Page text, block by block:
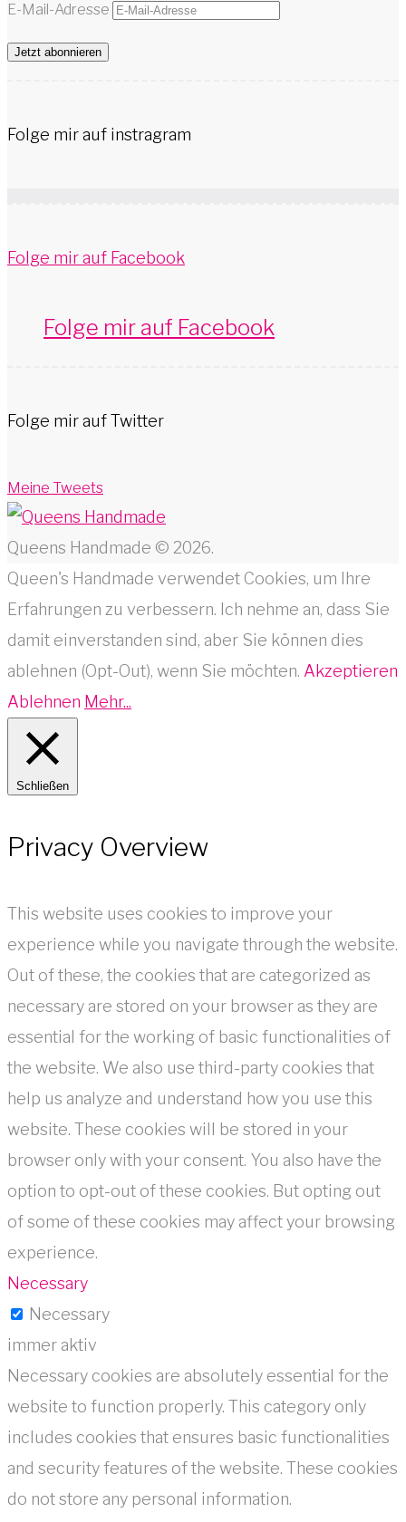
E-Mail-Adresse
Jetzt abonnieren
Folge mir auf instragram
Folge mir auf Facebook
Folge mir auf Facebook
Folge mir auf Twitter
Meine Tweets
Queens Handmade © 2026.
Queen's Handmade verwendet Cookies, um Ihre
Erfahrungen zu verbessern. Ich nehme an, dass Sie
damit einverstanden sind, aber Sie können dies
ablehnen (Opt-Out), wenn Sie möchten. Akzeptieren
Ablehnen Mehr...
Schließen
Privacy Overview
This website uses cookies to improve your
experience while you navigate through the website.
Out of these, the cookies that are categorized as
necessary are stored on your browser as they are
essential for the working of basic functionalities of
the website. We also use third-party cookies that
help us analyze and understand how you use this
website. These cookies will be stored in your
browser only with your consent. You also have the
option to opt-out of these cookies. But opting out
of some of these cookies may affect your browsing
experience.
Necessary
Necessary
immer aktiv
Necessary cookies are absolutely essential for the
website to function properly. This category only
includes cookies that ensures basic functionalities
and security features of the website. These cookies
do not store any personal information.